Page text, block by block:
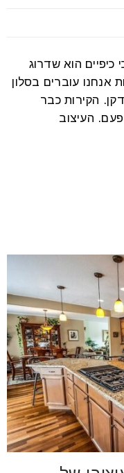
כיפיים הוא שדרוג
עוברים בסלון
הקירות כבר
העיצוב